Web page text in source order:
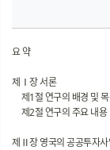
요 약
제Ⅰ장 서론
제1절 연구의 배경 및
제2절 연구의 주요 내용
제Ⅱ장 영국의 공공투자사